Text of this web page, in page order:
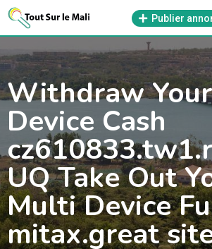
Aller
contenu
Publier
Withdraw
Device Cash
UQ Take Out
Multi Device
mitax.great